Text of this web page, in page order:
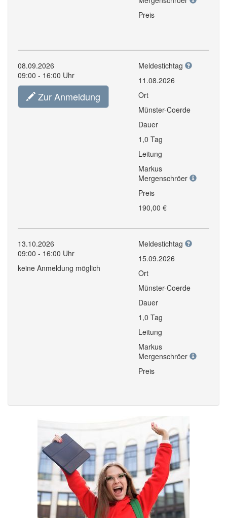
Preis
08.09.2026
09:00 - 16:00 Uhr
Zur Anmeldung
Meldestichtag
11.08.2026
Ort
Münster-Coerde
Dauer
1,0 Tag
Leitung
Markus
Mergenschröer
Preis
190,00 €
13.10.2026
09:00 - 16:00 Uhr
keine Anmeldung möglich
Meldestichtag
15.09.2026
Ort
Münster-Coerde
Dauer
1,0 Tag
Leitung
Markus
Mergenschröer
Preis